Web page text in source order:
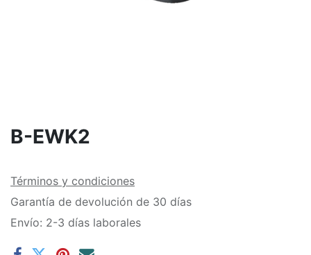
B-EWK2
Términos y condiciones
Garantía de devolución de 30 días
Envío: 2-3 días laborales